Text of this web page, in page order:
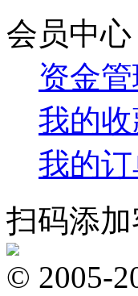
会员中心
资金管
我的
我的
扫码添
© 2005-